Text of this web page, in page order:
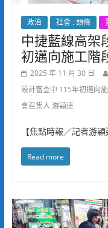
政治 社會 . 頭條
中捷藍線高架
初邁向施工階
2025 年 11 月 30 日
設計審查中 115年初邁向
會召集人 游穎達
【焦點時報／記者游
Read more